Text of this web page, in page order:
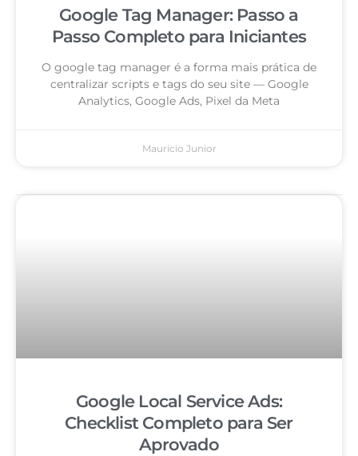
Google Tag Manager: Passo a
Passo Completo para Iniciantes
O google tag manager é a forma mais prática de
centralizar scripts e tags do seu site — Google
Analytics, Google Ads, Pixel da Meta
Mauricio Junior
Google Local Service Ads:
Checklist Completo para Ser
Aprovado